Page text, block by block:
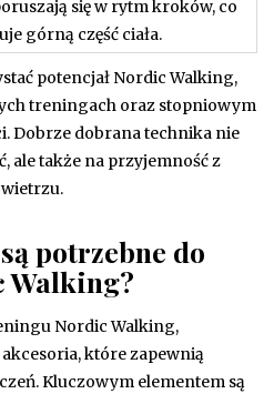
się w rytm kroków, co
górną część ciała.
potencjał Nordic Walking,
treningach oraz stopniowym
Dobrze dobrana technika nie
ale także na przyjemność z
potrzebne do
Nordic Walking,
które zapewnią
Kluczowym elementem są